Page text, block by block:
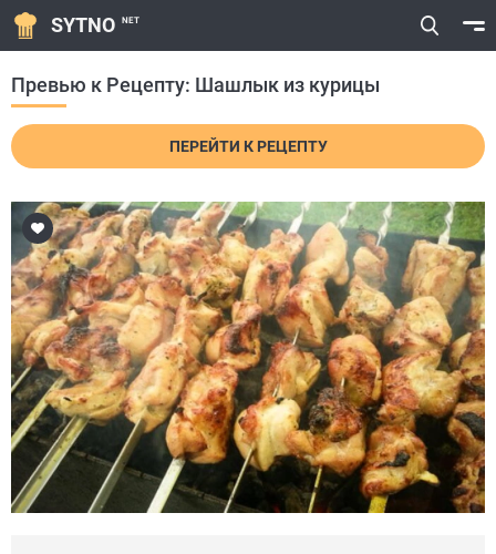
SYTNO NET
Превью к Рецепту: Шашлык из курицы
ПЕРЕЙТИ К РЕЦЕПТУ